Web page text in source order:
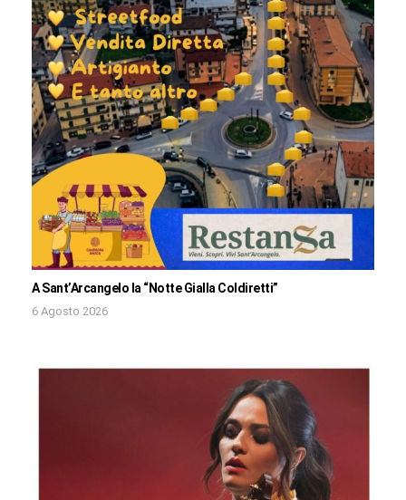
A Sant’Arcangelo la “Notte Gialla Coldiretti”
6 Agosto 2026